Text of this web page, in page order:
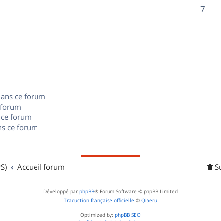
s
o
e
7R
ce forum
forum
ce forum
Accueil forum
Développé par phpBB® Forum Software © phpBB Limited
Traduction française officielle © Qiaeru
Optimized by: phpBB SEO